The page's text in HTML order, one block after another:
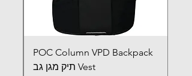
POC Column VPD Backpack
Vest תיק מגן גב